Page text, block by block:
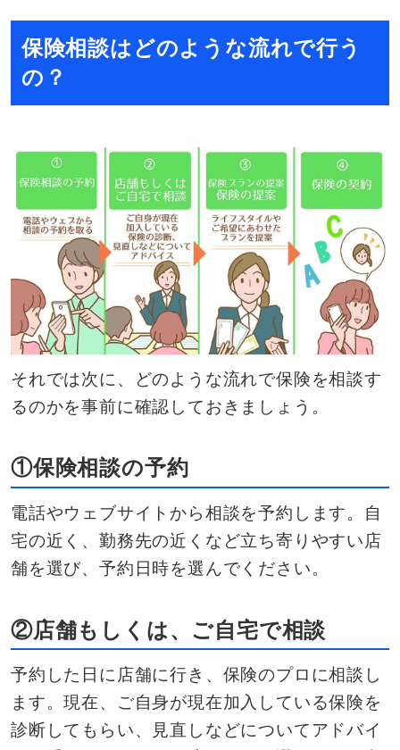
保険相談はどのような流れで行う
の？
それでは次に、どのような流れで保険を相談す
るのかを事前に確認しておきましょう。
①保険相談の予約
電話やウェブサイトから相談を予約します。自
宅の近く、勤務先の近くなど立ち寄りやすい店
舗を選び、予約日時を選んでください。
②店舗もしくは、ご自宅で相談
予約した日に店舗に行き、保険のプロに相談し
ます。現在、ご自身が現在加入している保険を
診断してもらい、見直しなどについてアドバイ